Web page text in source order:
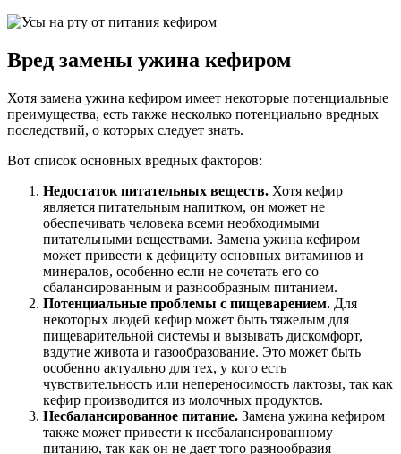
Вред замены ужина кефиром
Хотя замена ужина кефиром имеет некоторые потенциальные
преимущества, есть также несколько потенциально вредных
последствий, о которых следует знать.
Вот список основных вредных факторов:
Недостаток питательных веществ. Хотя кефир
является питательным напитком, он может не
обеспечивать человека всеми необходимыми
питательными веществами. Замена ужина кефиром
может привести к дефициту основных витаминов и
минералов, особенно если не сочетать его со
сбалансированным и разнообразным питанием.
Потенциальные проблемы с пищеварением. Для
некоторых людей кефир может быть тяжелым для
пищеварительной системы и вызывать дискомфорт,
вздутие живота и газообразование. Это может быть
особенно актуально для тех, у кого есть
чувствительность или непереносимость лактозы, так как
кефир производится из молочных продуктов.
Несбалансированное питание. Замена ужина кефиром
также может привести к несбалансированному
питанию, так как он не дает того разнообразия